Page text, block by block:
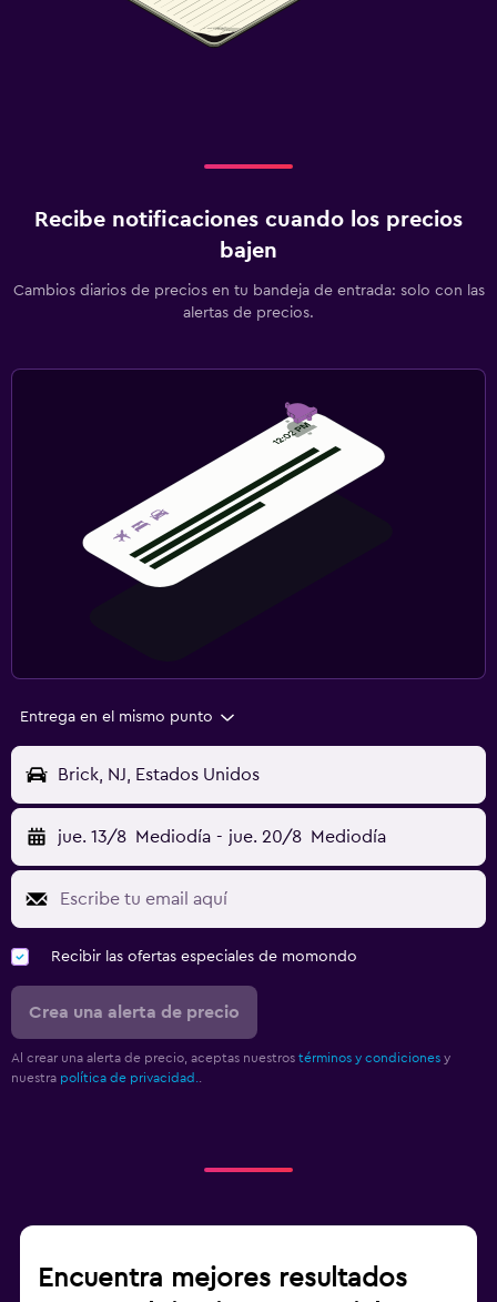
Recibe notificaciones cuando los precios
bajen
Cambios diarios de precios en tu bandeja de entrada: solo con las
alertas de precios.
Entrega en el mismo punto
Brick, NJ, Estados Unidos
jue. 13/8 Mediodía - jue. 20/8 Mediodía
Recibir las ofertas especiales de momondo
Crea una alerta de precio
Al crear una alerta de precio, aceptas nuestros términos y condiciones y
nuestra política de privacidad.
Encuentra mejores resultados